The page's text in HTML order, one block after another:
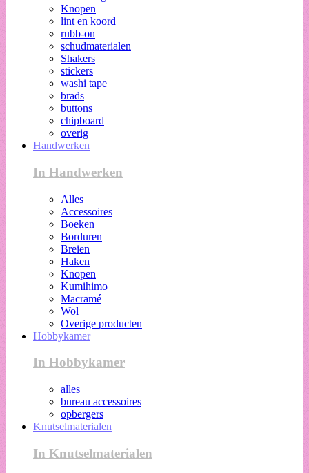
Knopen
lint en koord
rubb-on
schudmaterialen
Shakers
stickers
washi tape
brads
buttons
chipboard
overig
Handwerken
In Handwerken
Alles
Accessoires
Boeken
Borduren
Breien
Haken
Knopen
Kumihimo
Macramé
Wol
Overige producten
Hobbykamer
In Hobbykamer
alles
bureau accessoires
opbergers
Knutselmaterialen
In Knutselmaterialen